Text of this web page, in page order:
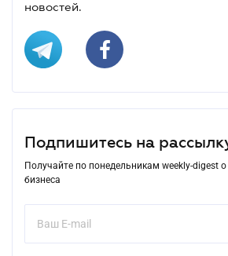
новостей.
Подпишитесь на
Получайте по понедельникам weekly-digest
бизнеса